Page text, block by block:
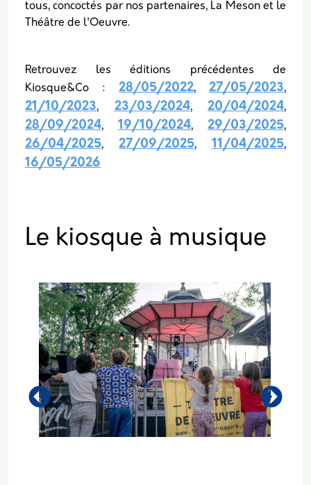
tous, concoctés par nos partenaires, La Meson et le
Théâtre de l'Oeuvre.
Retrouvez les éditions précédentes de
Kiosque&Co : 28/05/2022, 27/05/2023,
21/10/2023, 23/03/2024, 20/04/2024,
28/09/2024, 19/10/2024, 29/03/2025,
26/04/2025, 27/09/2025, 11/04/2025,
16/05/2026
Le kiosque à musique